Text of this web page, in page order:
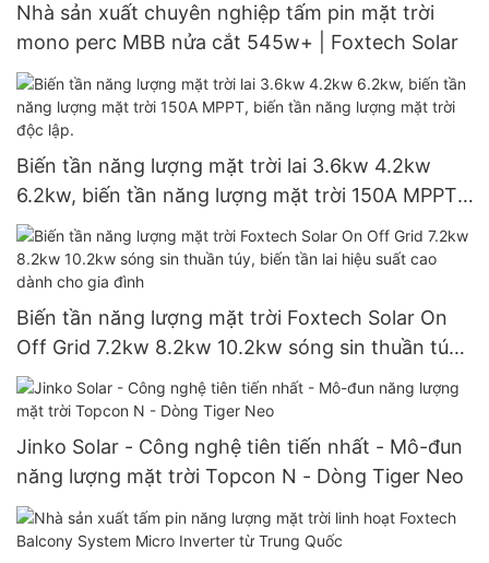
Nhà sản xuất chuyên nghiệp tấm pin mặt trời
mono perc MBB nửa cắt 545w+ | Foxtech Solar
Biến tần năng lượng mặt trời lai 3.6kw 4.2kw
6.2kw, biến tần năng lượng mặt trời 150A MPPT,
biến tần năng lượng mặt trời độc lập.
Biến tần năng lượng mặt trời Foxtech Solar On
Off Grid 7.2kw 8.2kw 10.2kw sóng sin thuần túy,
biến tần lai hiệu suất cao dành cho gia đình
Jinko Solar - Công nghệ tiên tiến nhất - Mô-đun
năng lượng mặt trời Topcon N - Dòng Tiger Neo